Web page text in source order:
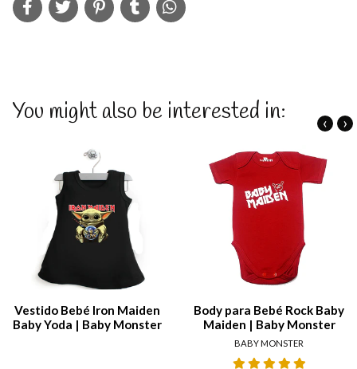
You might also be interested in:
Vestido Bebé Iron Maiden
Baby Yoda | Baby Monster
Body para Bebé Rock Baby
Maiden | Baby Monster
BABY MONSTER
‹ ›